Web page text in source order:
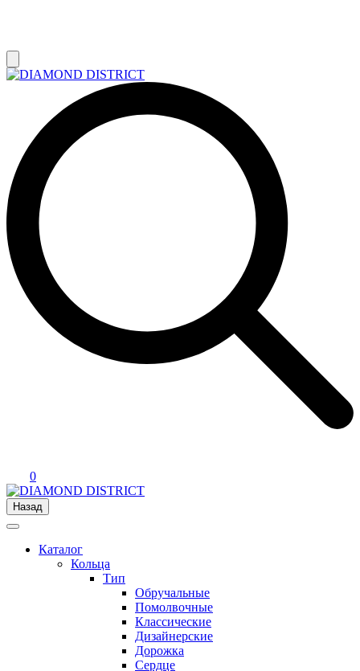
0
Назад
Каталог
Кольца
Тип
Обручальные
Помолвочные
Классические
Дизайнерские
Дорожка
Сердце